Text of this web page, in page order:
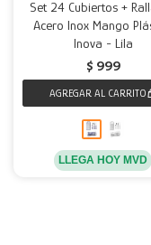
Set 24 Cubiertos +
Acero Inox Mango
Inova - Lila
$ 999
LLEGA HOY MVD